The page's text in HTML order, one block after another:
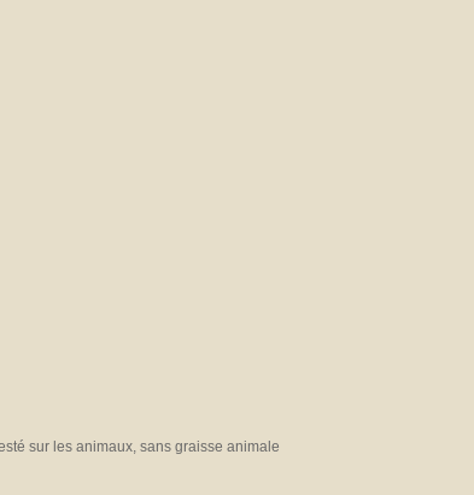
sur les animaux, sans graisse animale